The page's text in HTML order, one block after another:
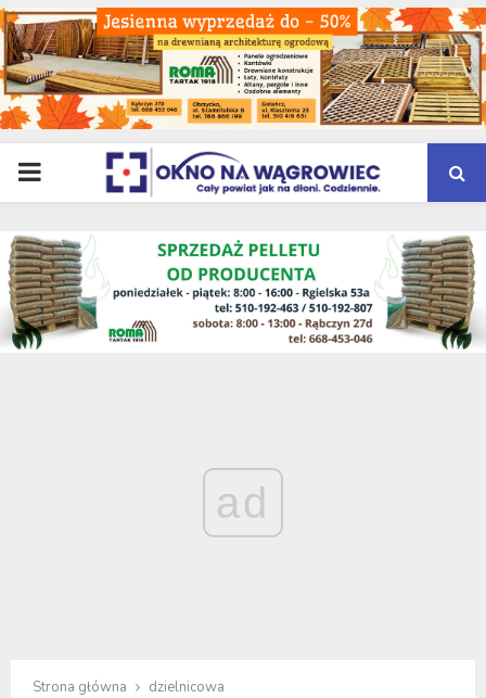
PRIMARY
MENU
ad
Strona główna dzielnicowa